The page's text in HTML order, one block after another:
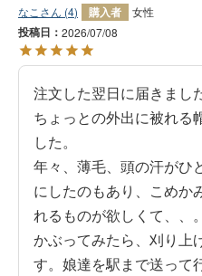
なこ 4 購入者 女性
投稿日 2026/07/08
注文した翌日に届きまし
ちょっとの外出に被れる
した。
年々、薄毛、頭の汗がひ
にしたのもあり、こめか
れるものが欲しくて、、。
かぶってみたら、刈り上
す。娘達を駅まで送って